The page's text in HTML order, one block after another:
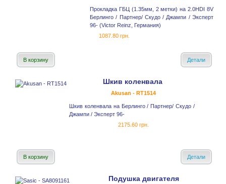
Прокладка ГБЦ (1.35мм, 2 метки) на 2.0HDI 8V
Берлинго / Партнер/ Скудо / Джампи / Эксперт
96- (Victor Reinz, Германия)
1087.80 грн.
В корзину Детали
Шкив коленвала
Akusan - RT1514
Шкив коленвала на Берлинго / Партнер/ Скудо /
Джампи / Эксперт 96-
2175.60 грн.
В корзину Детали
Подушка двигателя